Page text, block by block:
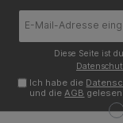
Diese Seite ist
Ich habe die
und dieAGB